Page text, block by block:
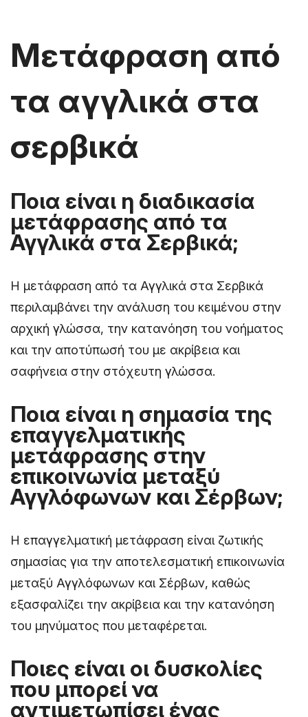
Μετάφραση από
τα αγγλικά στα
σερβικά
Ποια είναι η διαδικασία
μετάφρασης από τα
Αγγλικά στα Σερβικά;
Η μετάφραση από τα Αγγλικά στα Σερβικά
περιλαμβάνει την ανάλυση του κειμένου στην
αρχική γλώσσα, την κατανόηση του νοήματος
και την αποτύπωσή του με ακρίβεια και
σαφήνεια στην στόχευτη γλώσσα.
Ποια είναι η σημασία της
επαγγελματικής
μετάφρασης στην
επικοινωνία μεταξύ
Αγγλόφωνων και Σέρβων;
Η επαγγελματική μετάφραση είναι ζωτικής
σημασίας για την αποτελεσματική επικοινωνία
μεταξύ Αγγλόφωνων και Σέρβων, καθώς
εξασφαλίζει την ακρίβεια και την κατανόηση
του μηνύματος που μεταφέρεται.
Ποιες είναι οι δυσκολίες
που μπορεί να
αντιμετωπίσει ένας